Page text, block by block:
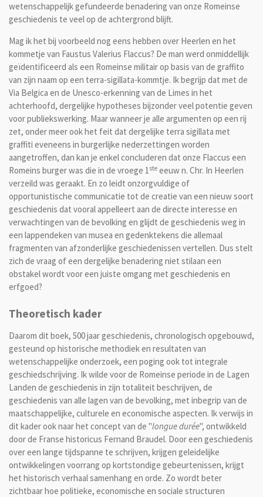
wetenschappelijk gefundeerde benadering van onze Romeinse
geschiedenis te veel op de achtergrond blijft.
Mag ik het bij voorbeeld nog eens hebben over Heerlen en het
kommetje van Faustus Valerius Flaccus? De man werd onmiddellijk
geïdentificeerd als een Romeinse militair op basis van de graffito
van zijn naam op een terra-sigillata-kommtje. Ik begrijp dat met de
Via Belgica en de Unesco-erkenning van de Limes in het
achterhoofd, dergelijke hypotheses bijzonder veel potentie geven
voor publiekswerking. Maar wanneer je alle argumenten op een rij
zet, onder meer ook het feit dat dergelijke terra sigillata met
graffiti eveneens in burgerlijke nederzettingen worden
aangetroffen, dan kan je enkel concluderen dat onze Flaccus een
Romeins burger was die in de vroege 1ste eeuw n. Chr. In Heerlen
verzeild was geraakt. En zo leidt onzorgvuldige of
opportunistische communicatie tot de creatie van een nieuw soort
geschiedenis dat vooral appelleert aan de directe interesse en
verwachtingen van de bevolking en glijdt de geschiedenis weg in
een lappendeken van musea en gedenktekens die allemaal
fragmenten van afzonderlijke geschiedenissen vertellen. Dus stelt
zich de vraag of een dergelijke benadering niet stilaan een
obstakel wordt voor een juiste omgang met geschiedenis en
erfgoed?
Theoretisch kader
Daarom dit boek, 500 jaar geschiedenis, chronologisch opgebouwd,
gesteund op historische methodiek en resultaten van
wetenschappelijke onderzoek, een poging ook tot integrale
geschiedschrijving. Ik wilde voor de Romeinse periode in de Lagen
Landen de geschiedenis in zijn totaliteit beschrijven, de
geschiedenis van alle lagen van de bevolking, met inbegrip van de
maatschappelijke, culturele en economische aspecten. Ik verwijs in
dit kader ook naar het concept van de "longue durée", ontwikkeld
door de Franse historicus Fernand Braudel. Door een geschiedenis
over een lange tijdspanne te schrijven, krijgen geleidelijke
ontwikkelingen voorrang op kortstondige gebeurtenissen, krijgt
het historisch verhaal samenhang en orde. Zo wordt beter
zichtbaar hoe politieke, economische en sociale structuren